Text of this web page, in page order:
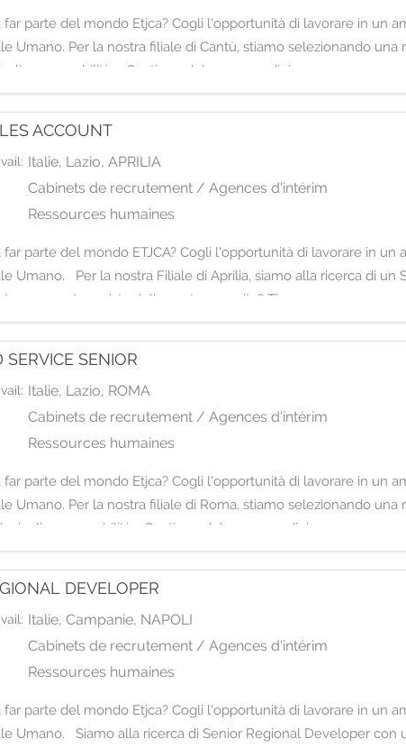
far parte del mondo Etjca? Cogli l'opportunità di lavorare in un
Umano. Per la nostra filiale di Cantù, stiamo selezionando una
responsabilità: - Gestione del processo di ricerca e
ACCOUNT
Italie, Lazio,APRILIA
Cabinets de recrutement / Agences d'intérim
Ressources humaines
far parte del mondo ETJCA? Cogli l'opportunità di lavorare in
Umano. Per la nostra Filiale di Aprilia, siamo alla ricerca di un
un protagonista della nostra crescita? Ti occupe
SERVICE SENIOR
Italie, Lazio, ROMA
Cabinets de recrutement / Agences d'intérim
Ressources humaines
far parte del mondo Etjca? Cogli l'opportunità di lavorare in un
Umano. Per la nostra filiale di Roma, stiamo selezionando una
responsabilità - Gestione del processo di ricerca e
DEVELOPER
Italie,Campanie, NAPOLI
Cabinets de recrutement / Agences d'intérim
Ressources humaines
far parte del mondo Etjca? Cogli l'opportunità di lavorare in un
Umano. Siamo alla ricerca di Senior Regional Developer